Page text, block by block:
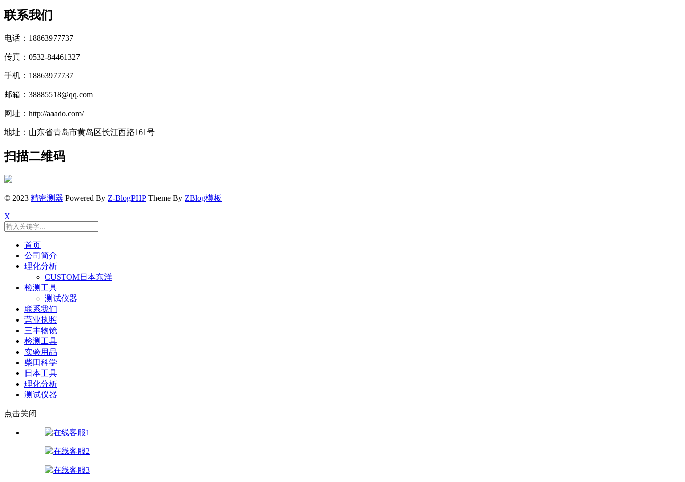
联系我们
电话：18863977737
传真：0532-84461327
手机：18863977737
邮箱：38885518@qq.com
网址：http://aaado.com/
地址：山东省青岛市黄岛区长江西路161号
扫描二维码
© 2023 精密测器 Powered By Z-BlogPHP Theme By ZBlog模板
X
首页
公司简介
理化分析
CUSTOM日本东洋
检测工具
测试仪器
联系我们
营业执照
三丰物镜
检测工具
实验用品
柴田科学
日本工具
理化分析
测试仪器
点击关闭